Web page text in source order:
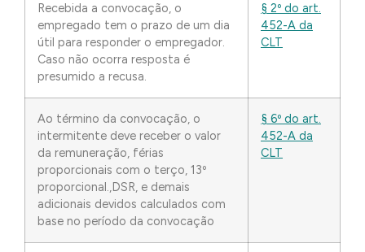
Recebida a convocação, o
empregado tem o prazo de um dia
útil para responder o empregador.
Caso não ocorra resposta é
presumido a recusa.
§ 2º do art.
452-A da
CLT
Ao término da convocação, o
intermitente deve receber o valor
da remuneração, férias
proporcionais com o terço, 13º
proporcional.,DSR, e demais
adicionais devidos calculados com
base no período da convocação
§ 6º do art.
452-A da
CLT